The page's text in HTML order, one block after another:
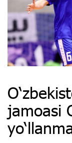
jamoasi